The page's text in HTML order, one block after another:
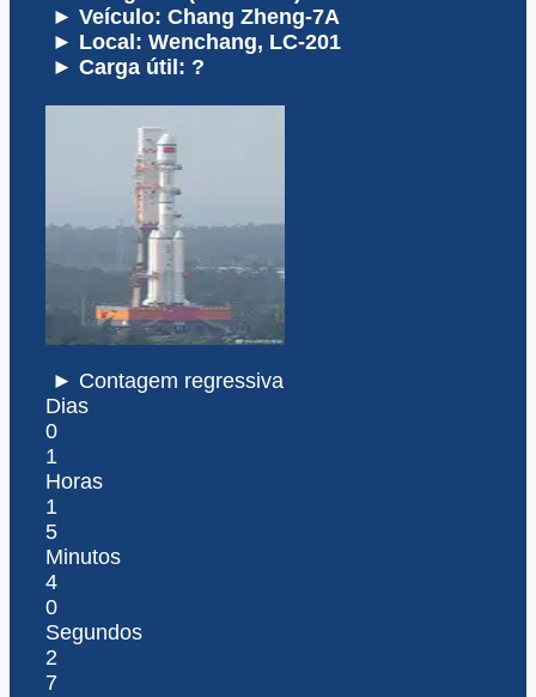
► Veículo: Chang Zheng-7A
► Local: Wenchang, LC-201
► Carga útil: ?
► Contagem regressiva
Dias
0
1
Horas
1
5
Minutos
4
0
Segundos
2
7